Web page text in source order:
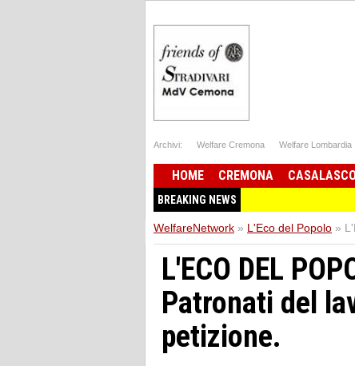
Archivi: Welfare Cremona Welfare Lombardia
HOME CREMONA
BREAKING NEWS
WelfareNetwork » L'Eco del Popolo »
L'ECO DEL
Patronati del
petizione.